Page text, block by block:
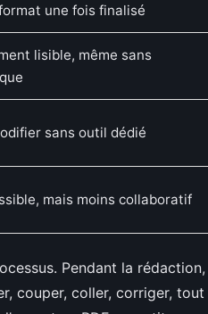
une fois finalisé
lisible, même sans
sans outil dédié
mais moins collaboratif
Pendant la rédaction,
couper, coller, corriger, tout